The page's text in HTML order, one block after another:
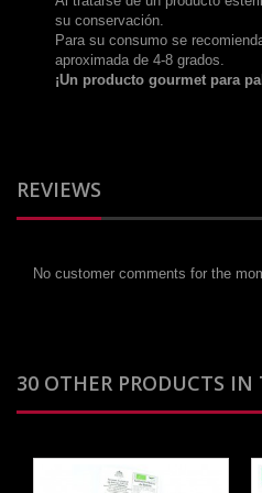
su conservación.
Para su consumo se
aproximada de 4-8 grados.
¡Un producto gourmet para
REVIEWS
No customer comments for the
30 OTHER PRODUCTS IN